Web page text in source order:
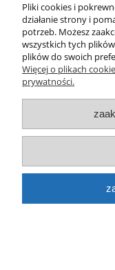
Farba Loop
Pliki cookies i
działanie strony i
potrzeb. Możesz
wszystkich tych
plików do swoich
Więcej o plikach
prywatności.